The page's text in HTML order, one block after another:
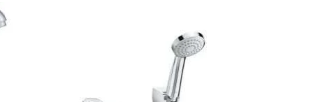
Añadir
a la
lista de
deseos